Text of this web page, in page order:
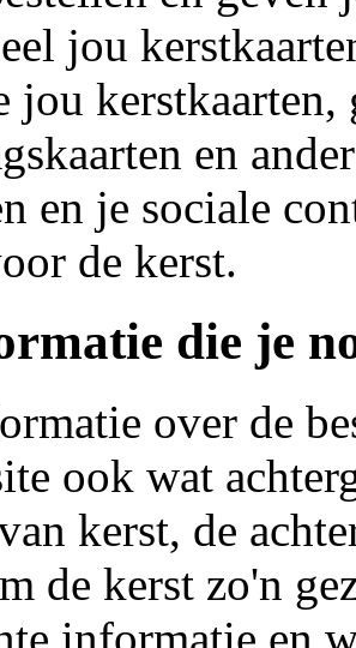
jou
jou kerstkaarten,
en
en je sociale
de kerst.
die je
over de
ook wat
kerst, de
de kerst zo'n
informatie en